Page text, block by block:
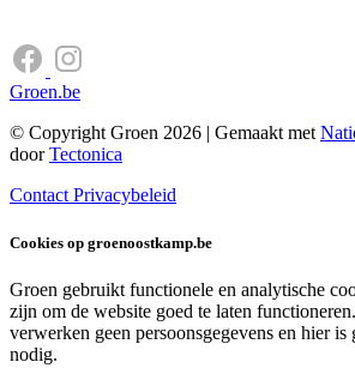
Groen.be
© Copyright Groen 2026 | Gemaakt met
doorTectonica
ContactPrivacybeleid
Cookies op groenoostkamp.be
Groen gebruikt functionele en analytische
zijn om de website goed te laten
verwerken geen persoonsgegevens en hier
nodig.